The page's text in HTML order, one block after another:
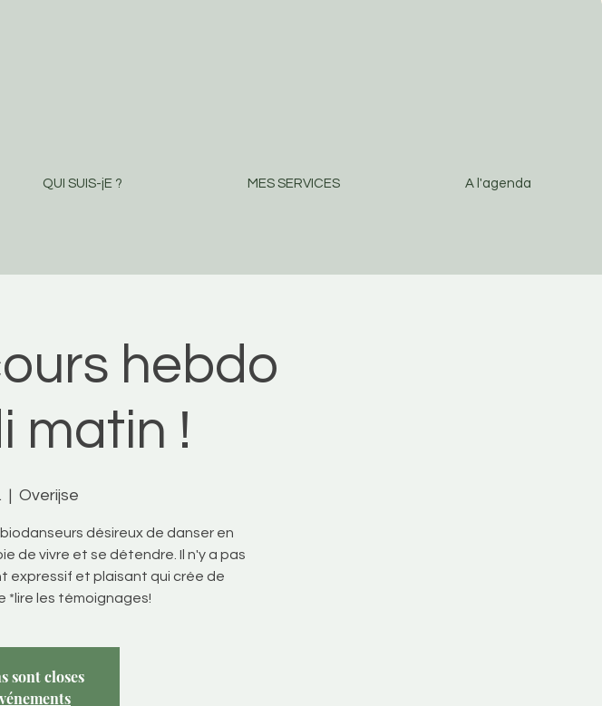
QUI SUIS-jE ? MES SERVICES A l'agenda
hebdo
matin !
  |
Overijse
désireux de danser en
de vivre et se détendre. Il n'y a pas
expressif et plaisant qui crée de
*lire les témoignages!
sont closes